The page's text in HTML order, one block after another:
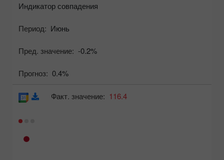
Индикатор совпадения
Период: Июнь
Пред. значение: -0.2%
Прогноз: 0.4%
Факт. значение: 116.4